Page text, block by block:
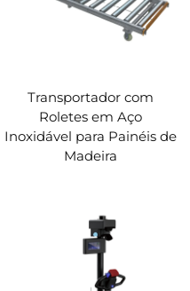
Transportador com
Roletes em Aço
Inoxidável para Painéis de
Madeira